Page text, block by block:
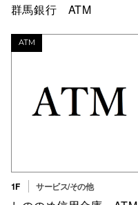
群馬銀行 ATM
ATM
1F サービス/その他